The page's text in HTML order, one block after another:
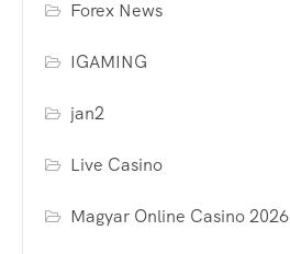
Forex News
IGAMING
jan2
Live Casino
Magyar Online Casino 2026